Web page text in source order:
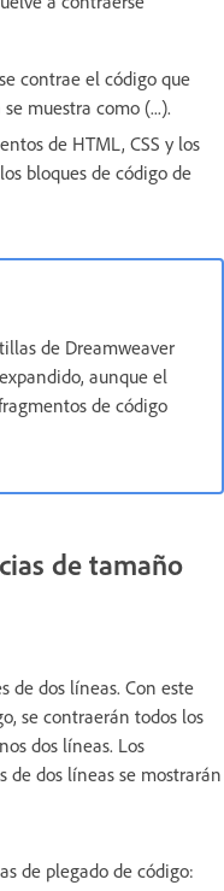
contrae el código que
muestra como (...).
de HTML, CSS y los
bloques de código de
de Dreamweaver
aunque el
de código
de tamaño
de dos líneas. Con este
se contraerán todos los
dos líneas. Los
de dos líneas se mostrarán
de plegado de código: